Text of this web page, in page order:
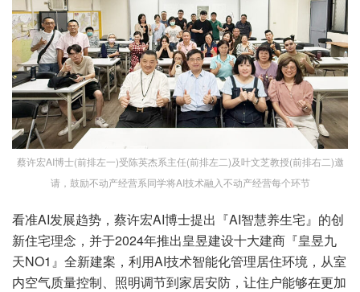
蔡许宏AI博士(前排左一)受陈英杰系主任(前排左二)及叶文芝教授(前排右二)邀
请，鼓励不动产经营系同学将AI技术融入不动产经营每个环节
看准AI发展趋势，蔡许宏AI博士提出『AI智慧养生宅』的创
新住宅理念，并于2024年推出皇昱建设十大建商『皇昱九
天NO1』全新建案，利用AI技术智能化管理居住环境，从室
内空气质量控制、照明调节到家居安防，让住户能够在更加